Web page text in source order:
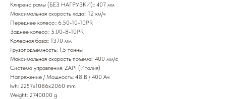
Клиренс рамы (БЕЗ НАГРУЗКИ):: 407 мм
Максимальная скорость хода:: 12 км/ч
Переднее колесо:: 6.50-10-10PR
Заднее колесо:: 5.00-8-10PR
Колесная база:: 1370 мм
Грузоподъемность: 1,5 тонны
Максимальная скорость поъема:: 400 мм/с
Система управления: ZAPI (Италия)
Напряжение / Мощность: 48 В / 400 Ач
lwh: 2257x1086x2060 mm
Weight: 2740000 g